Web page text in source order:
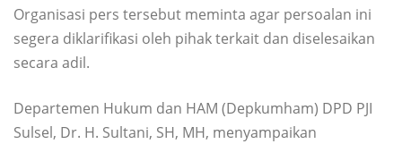
Organisasi pers tersebut meminta agar persoalan ini
segera diklarifikasi oleh pihak terkait dan diselesaikan
secara adil.
Departemen Hukum dan HAM (Depkumham) DPD PJI
Sulsel, Dr. H. Sultani, SH, MH, menyampaikan